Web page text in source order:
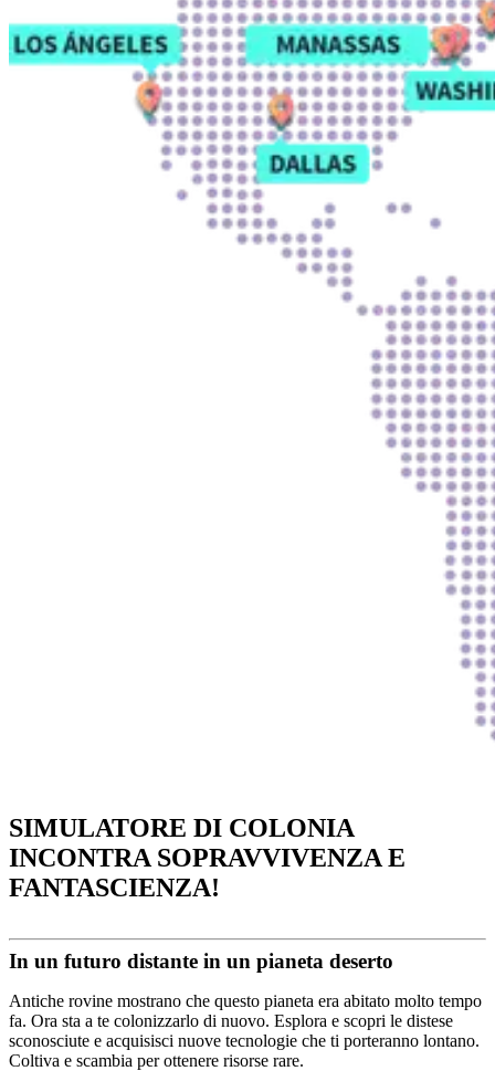
SIMULATORE DI COLONIA
INCONTRA SOPRAVVIVENZA E
FANTASCIENZA!
In un futuro distante in un pianeta deserto
Antiche rovine mostrano che questo pianeta era abitato molto tempo
fa. Ora sta a te colonizzarlo di nuovo. Esplora e scopri le distese
sconosciute e acquisisci nuove tecnologie che ti porteranno lontano.
Coltiva e scambia per ottenere risorse rare.